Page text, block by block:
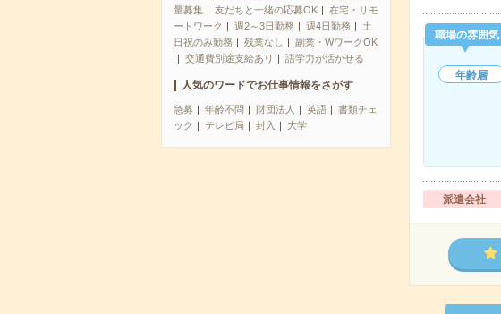
量募集
友だちと一緒の応募OK
在宅・リモ
ートワーク
週2～3日勤務 週4日勤務
土
日祝のみ勤務
残業なし
副業・WワークOK
交通費別途支給あり
語学力が活かせる
人気のワードでお仕事情報をさがす
急募 年齢不問 財団法人 英語
書類チェ
ック
テレビ局 封入 大学
職場の雰囲気
年齢層
派遣会社